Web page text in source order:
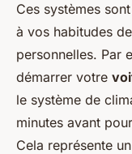
Ces systèmes
à vos habitudes
personnelles. Par
démarrer votre
le système de
minutes avant
Cela représente